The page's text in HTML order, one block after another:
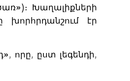
Խաղալիքների
խորհրդանշում էր
որը, ըստ լեգենդի,